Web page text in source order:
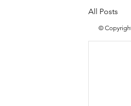
All Posts
©